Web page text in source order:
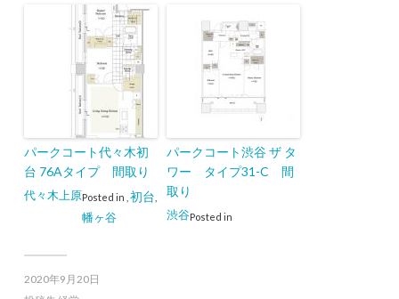
パークコート代々木初
台 76Aタイプ 間取り
Posted in
代々木上原 初台
幡ヶ谷
パークコート渋谷 ザ タ
ワー タイプ31-C 間
取り
Posted in
渋谷
2020年9月20日